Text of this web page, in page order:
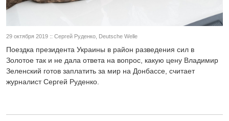
29 октября 2019 :: Сергей Руденко, Deutsche Welle
Поездка президента Украины в район разведения сил в
Золотое так и не дала ответа на вопрос, какую цену Владимир
Зеленский готов заплатить за мир на Донбассе, считает
журналист Сергей Руденко.